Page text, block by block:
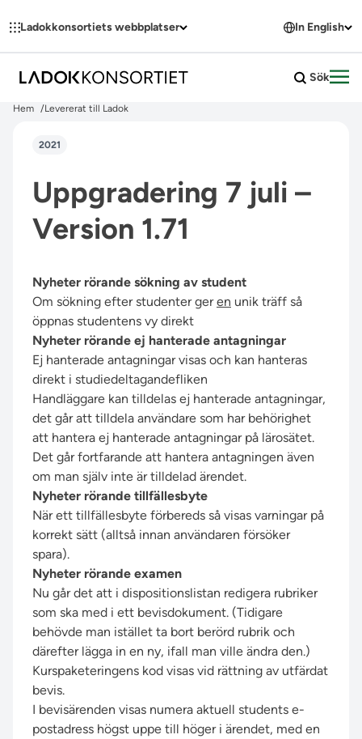
Ladokkonsortiets webbplatser In English
Sök
Hem Levererat till Ladok
2021
Uppgradering 7 juli –
Version 1.71
Nyheter rörande sökning av student
Om sökning efter studenter geren unik träff så
öppnas studentens vy direkt
Nyheter rörande ej hanterade antagningar
Ej hanterade antagningar visas och kan hanteras
direkt i studiedeltagandefliken
Handläggare kan tilldelas ej hanterade antagningar,
det går att tilldela användare som har behörighet
att hantera ej hanterade antagningar på lärosätet.
Det går fortfarande att hantera antagningen även
om man själv inte är tilldelad ärendet.
Nyheter rörande tillfällesbyte
När ett tillfällesbyte förbereds så visas varningar på
korrekt sätt (alltså innan användaren försöker
spara).
Nyheter rörande examen
Nu går det att i dispositionslistan redigera rubriker
som ska med i ett bevisdokument. (Tidigare
behövde man istället ta bort berörd rubrik och
därefter lägga in en ny, ifall man ville ändra den.)
Kurspaketeringens kod visas vid rättning av utfärdat
bevis.
I bevisärenden visas numera aktuell students e-
postadress högst uppe till höger i ärendet, med en